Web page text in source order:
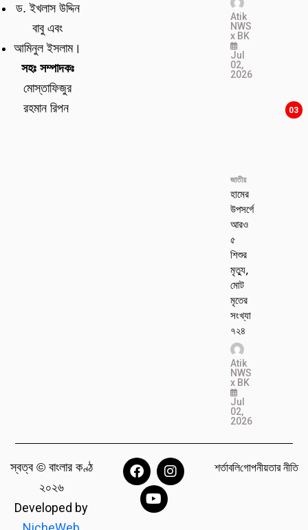
ড. ইখলাস উদ্দিন
বাবু এবং
আমিনুল ইসলাম।
সহঃ সম্পাদকঃ
মোস্তাফিজুর
রহমান রিপন
Atik
NWS
x BK
Jul
02,
2026
03
জাতীয়
হামের
উপসর্গে
আরও
৫
শিশুর
মৃত্যু,
মোট
মৃতের
সংখ্যা
৭২৪
Atik
NWS
x BK
Jul
02,
2026
স্বত্ব © বাংলার কণ্ঠ
২০২৬
Developed by
শর্তাবলিগোপনীয়তার নীতি